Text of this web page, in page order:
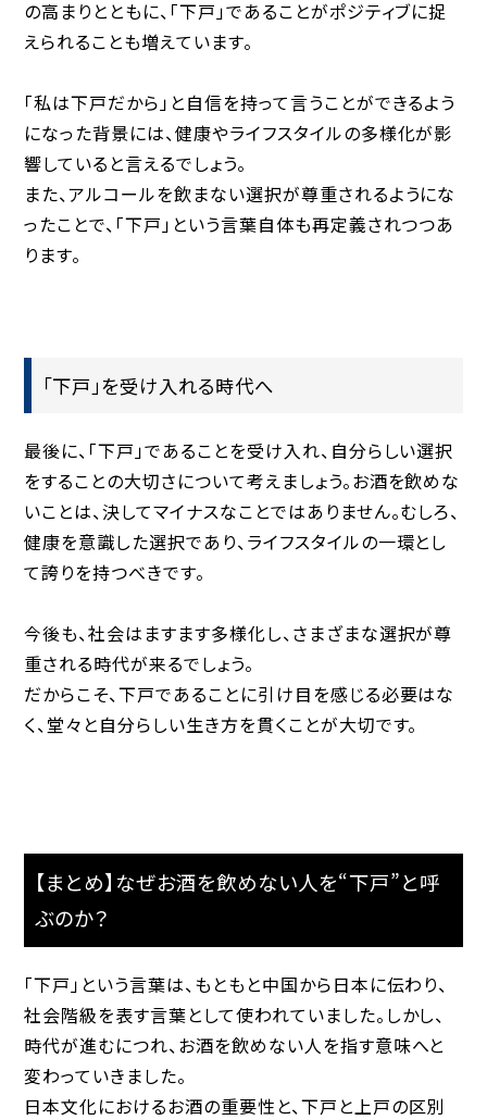
の高まりとともに、「下戸」であることがポジティブに捉
えられることも増えています。
「私は下戸だから」と自信を持って言うことができるよう
になった背景には、健康やライフスタイルの多様化が影
響していると言えるでしょう。
また、アルコールを飲まない選択が尊重されるようにな
ったことで、「下戸」という言葉自体も再定義されつつあ
ります。
「下戸」を受け入れる時代へ
最後に、「下戸」であることを受け入れ、自分らしい選択
をすることの大切さについて考えましょう。お酒を飲めな
いことは、決してマイナスなことではありません。むしろ、
健康を意識した選択であり、ライフスタイルの一環とし
て誇りを持つべきです。
今後も、社会はますます多様化し、さまざまな選択が尊
重される時代が来るでしょう。
だからこそ、下戸であることに引け目を感じる必要はな
く、堂々と自分らしい生き方を貫くことが大切です。
【まとめ】なぜお酒を飲めない人を“下戸”と呼
ぶのか？
「下戸」という言葉は、もともと中国から日本に伝わり、
社会階級を表す言葉として使われていました。しかし、
時代が進むにつれ、お酒を飲めない人を指す意味へと
変わっていきました。
日本文化におけるお酒の重要性と、下戸と上戸の区別